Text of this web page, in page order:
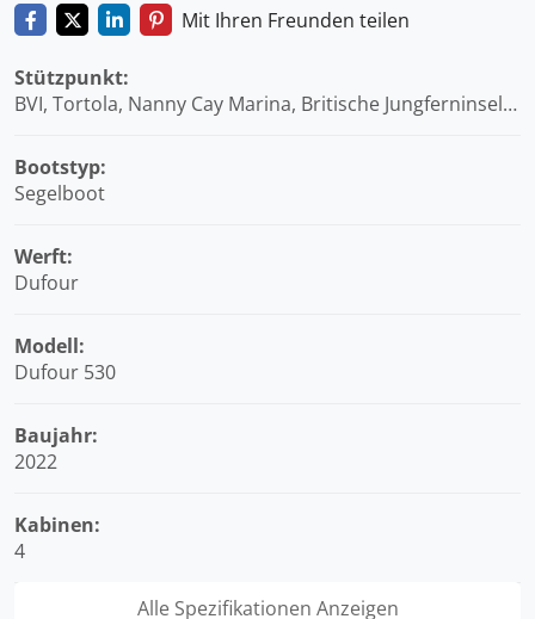
Mit Ihren Freunden teilen
Stützpunkt:
BVI, Tortola, Nanny Cay Marina, Britische Jungferninseln
Bootstyp:
Segelboot
Werft:
Dufour
Modell:
Dufour 530
Baujahr:
2022
Kabinen:
4
Alle Spezifikationen Anzeigen